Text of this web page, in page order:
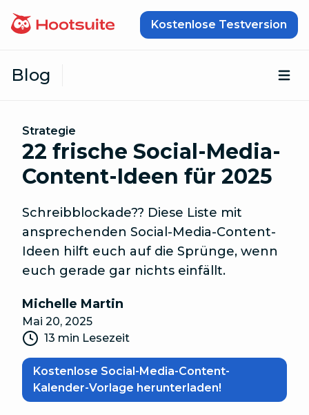
Kostenlose Testversion
Blog
Strategie
22 frische Social-Media-
Content-Ideen für 2025
Schreibblockade?? Diese Liste mit
ansprechenden Social-Media-Content-
Ideen hilft euch auf die Sprünge, wenn
euch gerade gar nichts einfällt.
Michelle Martin
Mai 20, 2025
13 min Lesezeit
Kostenlose Social-Media-Content-
Kalender-Vorlage herunterladen!